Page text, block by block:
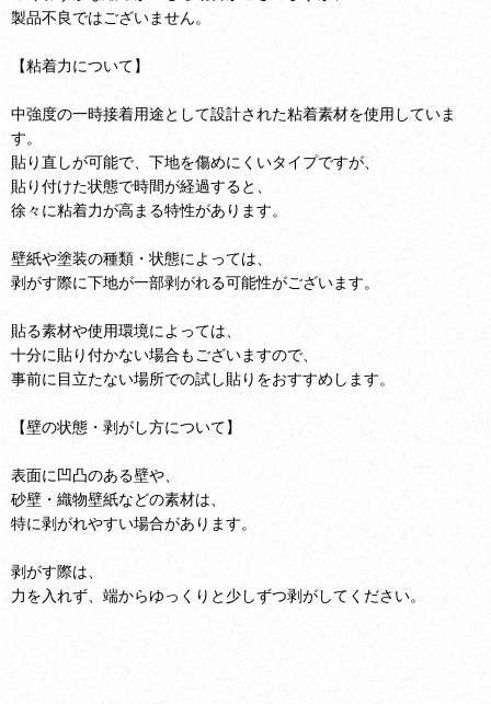
製品不良ではございません。
【粘着力について】
中強度の一時接着用途として設計された粘着素材を使用していま
す。
貼り直しが可能で、下地を傷めにくいタイプですが、
貼り付けた状態で時間が経過すると、
徐々に粘着力が高まる特性があります。
壁紙や塗装の種類・状態によっては、
剥がす際に下地が一部剥がれる可能性がございます。
貼る素材や使用環境によっては、
十分に貼り付かない場合もございますので、
事前に目立たない場所での試し貼りをおすすめします。
【壁の状態・剥がし方について】
表面に凹凸のある壁や、
砂壁・織物壁紙などの素材は、
特に剥がれやすい場合があります。
剥がす際は、
力を入れず、端からゆっくりと少しずつ剥がしてください。